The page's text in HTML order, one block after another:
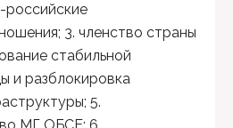
российские
3. членство страны
стабильной
и разблокировка
5.